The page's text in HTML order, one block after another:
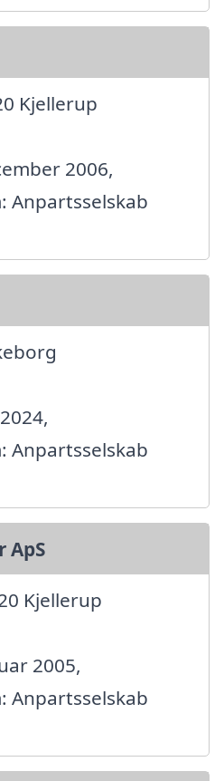
Kjellerup
2006,
Anpartsselskab
Anpartsselskab
ApS
Kjellerup
2005,
Anpartsselskab